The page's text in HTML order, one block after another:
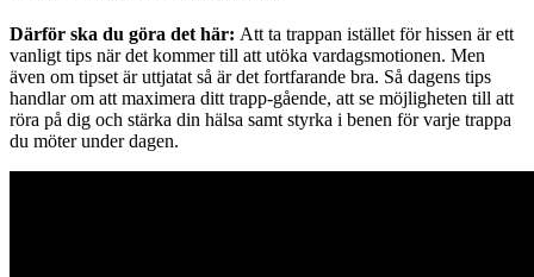
Därför ska du göra det här: Att ta trappan istället för hissen är ett
vanligt tips när det kommer till att utöka vardagsmotionen. Men
även om tipset är uttjatat så är det fortfarande bra. Så dagens tips
handlar om att maximera ditt trapp-gående, att se möjligheten till att
röra på dig och stärka din hälsa samt styrka i benen för varje trappa
du möter under dagen.